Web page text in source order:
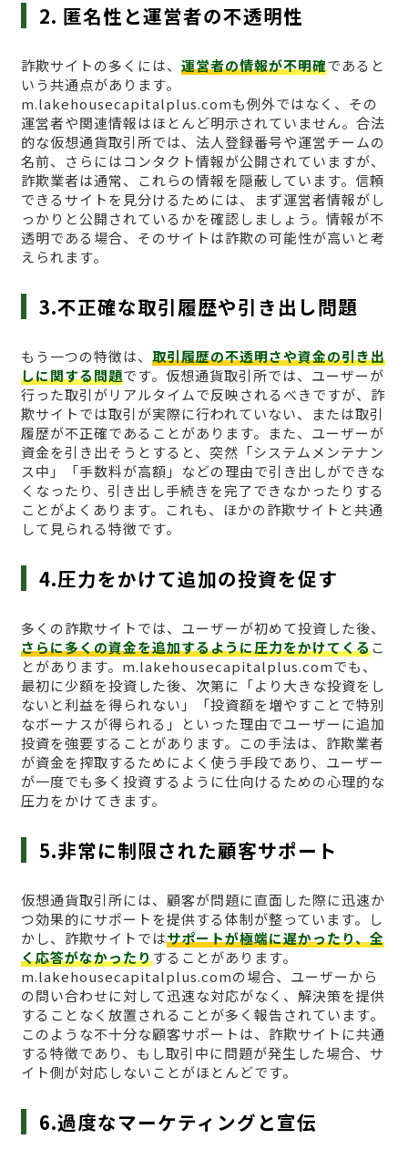
2. 匿名性と運営者の不透明性
詐欺サイトの多くには、 運営者の情報が不明確であると
いう共通点があります。
m.lakehousecapitalplus.comも例外ではなく、その
運営者や関連情報はほとんど明示されていません。合法
的な仮想通貨取引所では、法人登録番号や運営チームの
名前、さらにはコンタクト情報が公開されていますが、
詐欺業者は通常、これらの情報を隠蔽しています。信頼
できるサイトを見分けるためには、まず運営者情報がし
っかりと公開されているかを確認しましょう。情報が不
透明である場合、そのサイトは詐欺の可能性が高いと考
えられます。
3.不正確な取引履歴や引き出し問題
もう一つの特徴は、 取引履歴の不透明さや資金の引き出
しに関する問題です。仮想通貨取引所では、ユーザーが
行った取引がリアルタイムで反映されるべきですが、詐
欺サイトでは取引が実際に行われていない、または取引
履歴が不正確であることがあります。また、ユーザーが
資金を引き出そうとすると、突然「システムメンテナン
ス中」「手数料が高額」などの理由で引き出しができな
くなったり、引き出し手続きを完了できなかったりする
ことがよくあります。これも、ほかの詐欺サイトと共通
して見られる特徴です。
4.圧力をかけて追加の投資を促す
多くの詐欺サイトでは、ユーザーが初めて投資した後、
さらに多くの資金を追加するように圧力をかけてくるこ
とがあります。m.lakehousecapitalplus.comでも、
最初に少額を投資した後、次第に「より大きな投資をし
ないと利益を得られない」「投資額を増やすことで特別
なボーナスが得られる」といった理由でユーザーに追加
投資を強要することがあります。この手法は、詐欺業者
が資金を搾取するためによく使う手段であり、ユーザー
が一度でも多く投資するように仕向けるための心理的な
圧力をかけてきます。
5.非常に制限された顧客サポート
仮想通貨取引所には、顧客が問題に直面した際に迅速か
つ効果的にサポートを提供する体制が整っています。し
かし、詐欺サイトではサポートが極端に遅かったり、全
く応答がなかったりすることがあります。
m.lakehousecapitalplus.comの場合、ユーザーから
の問い合わせに対して迅速な対応がなく、解決策を提供
することなく放置されることが多く報告されています。
このような不十分な顧客サポートは、詐欺サイトに共通
する特徴であり、もし取引中に問題が発生した場合、サ
イト側が対応しないことがほとんどです。
6.過度なマーケティングと宣伝